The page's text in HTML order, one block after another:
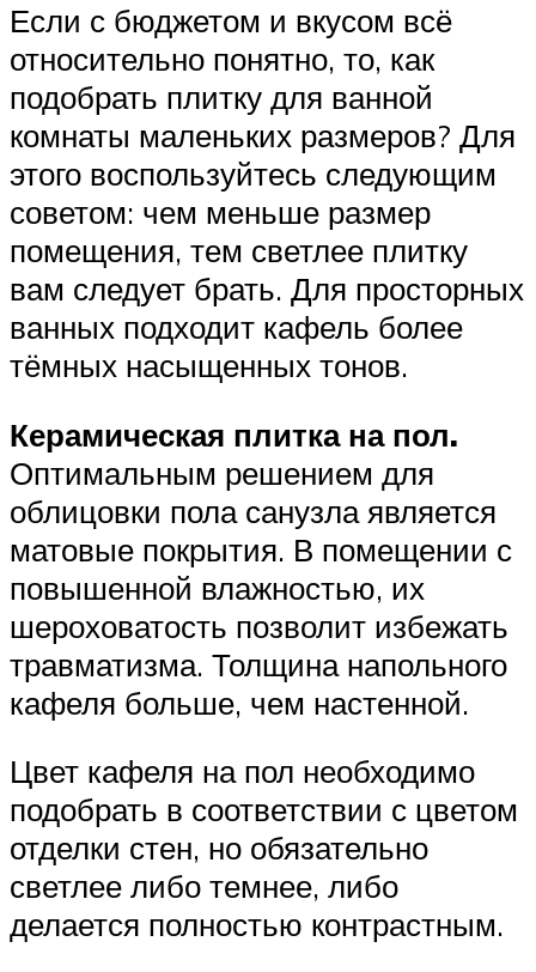
Если с бюджетом и вкусом всё
относительно понятно, то, как
подобрать плитку для ванной
комнаты маленьких размеров? Для
этого воспользуйтесь следующим
советом: чем меньше размер
помещения, тем светлее плитку
вам следует брать. Для просторных
ванных подходит кафель более
тёмных насыщенных тонов.
Керамическая плитка на пол.
Оптимальным решением для
облицовки пола санузла является
матовые покрытия. В помещении с
повышенной влажностью, их
шероховатость позволит избежать
травматизма. Толщина напольного
кафеля больше, чем настенной.
Цвет кафеля на пол необходимо
подобрать в соответствии с цветом
отделки стен, но обязательно
светлее либо темнее, либо
делается полностью контрастным.